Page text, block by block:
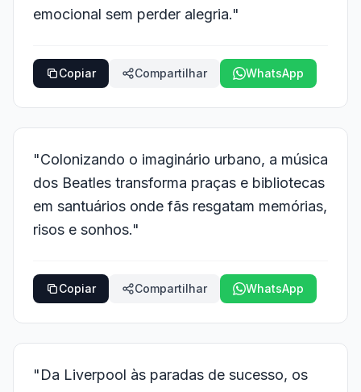
emocional sem perder alegria."
Copiar Compartilhar WhatsApp
"Colonizando o imaginário urbano, a música
dos Beatles transforma praças e bibliotecas
em santuários onde fãs resgatam memórias,
risos e sonhos."
Copiar Compartilhar WhatsApp
"Da Liverpool às paradas de sucesso, os